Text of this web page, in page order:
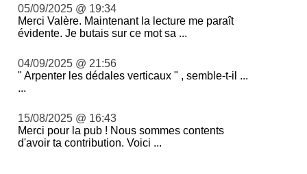
05/09/2025 @ 19:34
Merci Valère. Maintenant la lecture me paraît
évidente. Je butais sur ce mot sa ...
04/09/2025 @ 21:56
" Arpenter les dédales verticaux " , semble-t-il ...
...
15/08/2025 @ 16:43
Merci pour la pub ! Nous sommes contents
d'avoir ta contribution. Voici ...